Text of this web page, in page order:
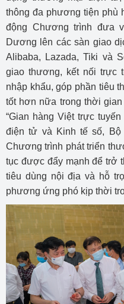
thông đa phương tiện phù
động Chương trình đưa
Dương lên các sàn giao
Alibaba, Lazada, Tiki và
giao thương, kết nối trực
nhập khẩu, góp phần tiêu
tốt hơn nữa trong thời
“Gian hàng Việt trực
điện tử và Kinh tế số, Bộ
Chương trình phát triển
tục được đẩy mạnh để trở
tiêu dùng nội địa và hỗ
phương ứng phó kịp thời